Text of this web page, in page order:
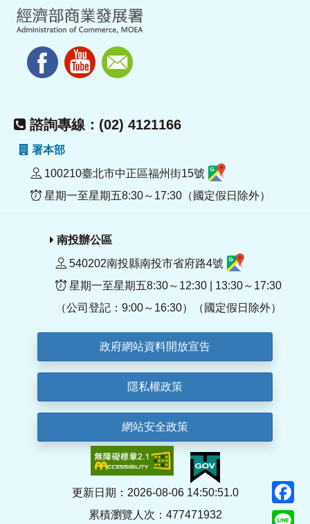
諮詢專線：(02) 4121166
署本部
100210臺北市中正區福州街15號
星期一至星期五8:30～17:30（國定假日除外）
南投辦公區
540202南投縣南投市省府路4號
星期一至星期五8:30～12:30 | 13:30～17:30
（公司登記：9:00～16:30）（國定假日除外）
政府網站資料開放宣告
隱私權政策
網站安全政策
更新日期：2026-08-06 14:50:51.0
累積瀏覽人次：477471932